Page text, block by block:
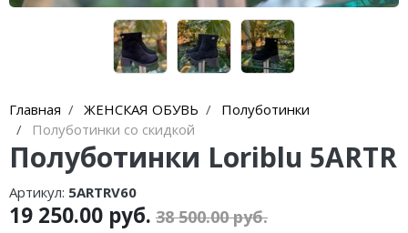
Главная ЖЕНСКАЯ ОБУВЬ
Полуботинки
Полуботинки со скидкой
Полуботинки Loriblu 5ARTR
Артикул: 5ARTRV60
19 250.00 руб. 38 500.00 руб.